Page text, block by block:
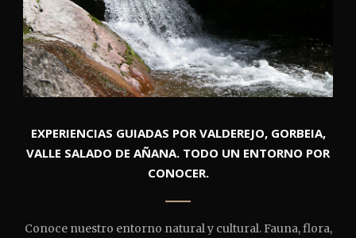
EXPERIENCIAS GUIADAS POR VALDEREJO, GORBEIA,
VALLE SALADO DE AÑANA. TODO UN ENTORNO POR
CONOCER.
Conoce nuestro entorno natural y cultural. Fauna, flora,